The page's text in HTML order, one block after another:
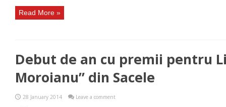
Read More »
Debut de an cu premii pentru
Moroianu” din Sacele
28 January 2014 Leave a comment